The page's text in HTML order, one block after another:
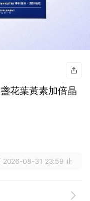
花葉黃素加倍晶
2026-08-31 23:59 止